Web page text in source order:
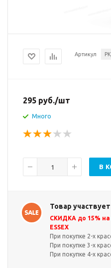
Артикул
295 руб./шт
Много
В
Товар
СКИДКА до 15% на
ESSEX
При покупке 2-х
При покупке 3-х
При покупке 4-х